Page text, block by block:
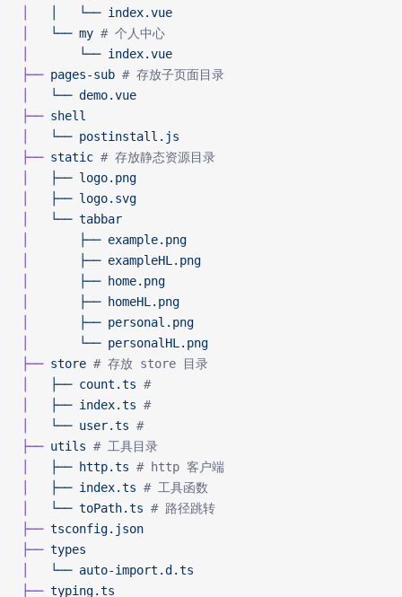
└── index.vue
└── my # 个人中心
     └──
index.vue
├── pages-sub # 存放子页面目录
└── demo.vue
├── shell
└── postinstall.js
├── static # 存放静态资源目录
├── logo.png
├── logo.svg
└── tabbar
     ├──
example.png
     ├──
exampleHL.png
     ├──
home.png
     ├──
homeHL.png
     ├──
personal.png
     └──
personalHL.png
├── store # 存放 store 目录
├── count.ts #
├── index.ts #
└── user.ts #
├── utils # 工具目录
├── http.ts # http 客户端
├── index.ts # 工具函数
└── toPath.ts # 路径跳转
├── tsconfig.json
├── types
└── auto-import.d.ts
├── typing.ts